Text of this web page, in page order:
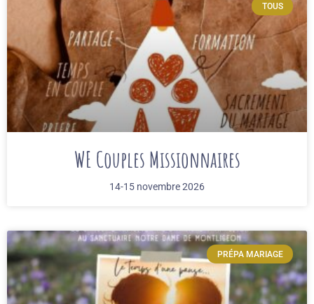
TOUS
WE Couples Missionnaires
14-15 novembre 2026
PRÉPA MARIAGE